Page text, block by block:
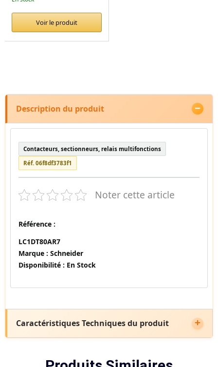
Voir le produit
Description du produit
Contacteurs, sectionneurs, relais multifonctions
Réf. 06f8df3783f1
Noter cette article
Référence :
LC1DT80AR7
Marque : Schneider
Disponibilité : En Stock
Caractéristiques Techniques du produit